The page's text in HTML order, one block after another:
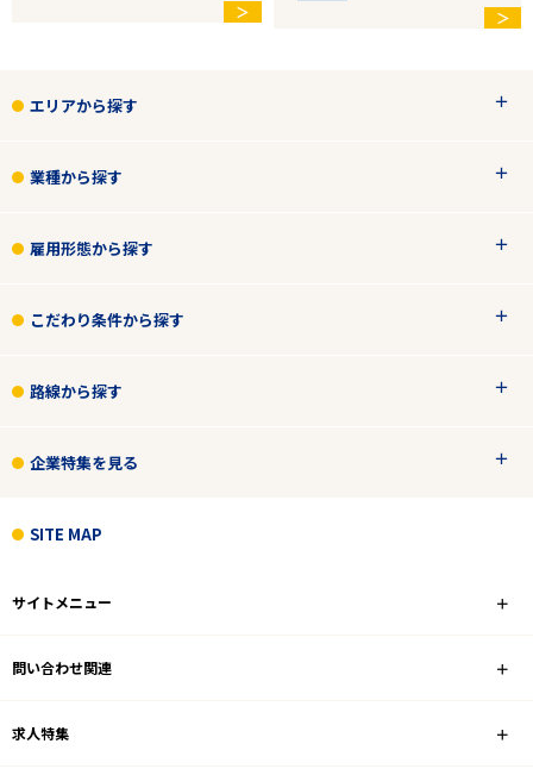
＞ ＞
エリアから探す
業種から探す
雇用形態から探す
こだわり条件から探す
路線から探す
企業特集を見る
SITE MAP
サイトメニュー
問い合わせ関連
求人特集